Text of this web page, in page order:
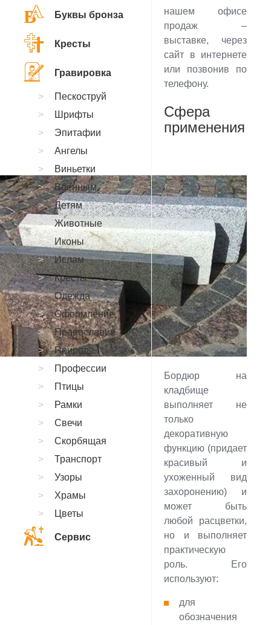
нашем офисе
продаж –
выставке, через
сайт в интернете
или позвонив по
телефону.
Сфера
применения
Бордюр на
кладбище
выполняет не
только
декоративную
функцию (придает
красивый и
ухоженный вид
захоронению) и
может быть
любой расцветки,
но и выполняет
практическую
роль. Его
используют:
для
обозначения
Буквы бронза
Кресты
Гравировка
Пескоструй
Шрифты
Эпитафии
Ангелы
Виньетки
Военным
Детям
Животные
Иконы
Ислам
Кресты
Одежда
Оформление
Православие
Природа
Профессии
Птицы
Рамки
Свечи
Скорбящая
Транспорт
Узоры
Храмы
Цветы
Сервис